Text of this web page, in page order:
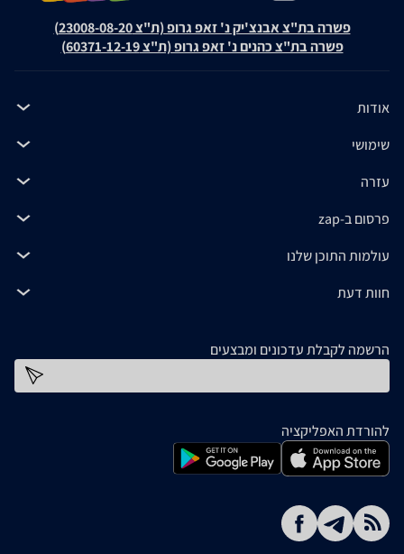
פשרה בת"צ אבנצ'יק נ' זאפ גרופ (ת"צ 23008-08-20)
פשרה בת"צ כהנים נ' זאפ גרופ (ת"צ 60371-12-19)
אודות
שימושי
עזרה
פרסום ב-zap
עולמות התוכן שלנו
חוות דעת
הרשמה לקבלת עדכונים ומבצעים
להורדת האפליקציה